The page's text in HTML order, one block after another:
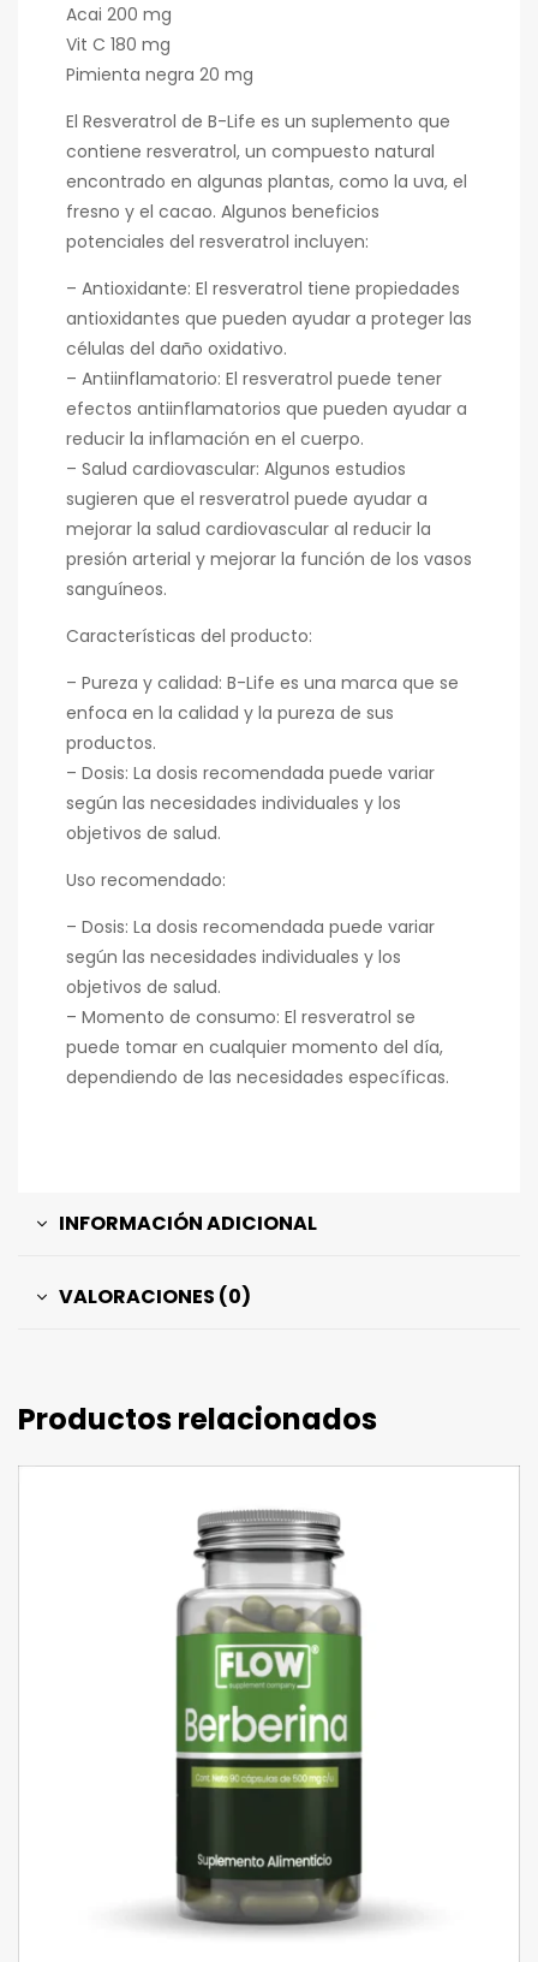
Acai 200 mg
Vit C 180 mg
Pimienta negra 20 mg
El Resveratrol de B-Life es un suplemento que
contiene resveratrol, un compuesto natural
encontrado en algunas plantas, como la uva, el
fresno y el cacao. Algunos beneficios
potenciales del resveratrol incluyen:
– Antioxidante: El resveratrol tiene propiedades
antioxidantes que pueden ayudar a proteger las
células del daño oxidativo.
– Antiinflamatorio: El resveratrol puede tener
efectos antiinflamatorios que pueden ayudar a
reducir la inflamación en el cuerpo.
– Salud cardiovascular: Algunos estudios
sugieren que el resveratrol puede ayudar a
mejorar la salud cardiovascular al reducir la
presión arterial y mejorar la función de los vasos
sanguíneos.
Características del producto:
– Pureza y calidad: B-Life es una marca que se
enfoca en la calidad y la pureza de sus
productos.
– Dosis: La dosis recomendada puede variar
según las necesidades individuales y los
objetivos de salud.
Uso recomendado:
– Dosis: La dosis recomendada puede variar
según las necesidades individuales y los
objetivos de salud.
– Momento de consumo: El resveratrol se
puede tomar en cualquier momento del día,
dependiendo de las necesidades específicas.
INFORMACIÓN ADICIONAL
VALORACIONES (0)
Productos relacionados